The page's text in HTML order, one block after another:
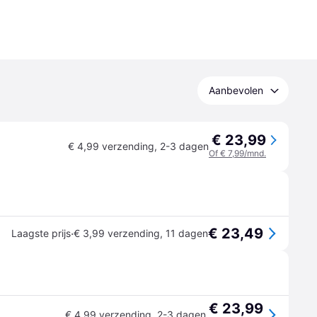
Aanbevolen
€ 4,99 verzending, 2-3 dagen € 23,99
Of € 7,99/mnd.
Laagste prijs·€ 3,99 verzending, 11 dagen€ 23,49
€ 4,99 verzending 2-3 dagen € 23,99